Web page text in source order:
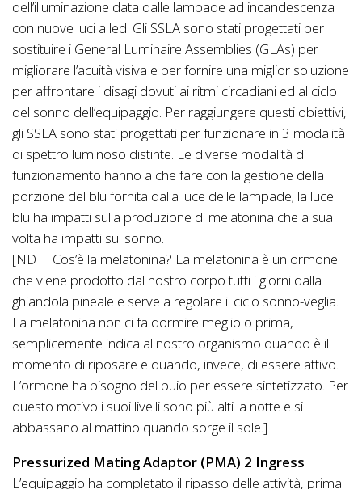
dell’illuminazione data dalle lampade ad incandescenza
con nuove luci a led. Gli SSLA sono stati progettati per
sostituire i General Luminaire Assemblies (GLAs) per
migliorare l’acuità visiva e per fornire una miglior soluzione
per affrontare i disagi dovuti ai ritmi circadiani ed al ciclo
del sonno dell’equipaggio. Per raggiungere questi obiettivi,
gli SSLA sono stati progettati per funzionare in 3 modalità
di spettro luminoso distinte. Le diverse modalità di
funzionamento hanno a che fare con la gestione della
porzione del blu fornita dalla luce delle lampade; la luce
blu ha impatti sulla produzione di melatonina che a sua
volta ha impatti sul sonno.
[NDT : Cos’è la melatonina? La melatonina è un ormone
che viene prodotto dal nostro corpo tutti i giorni dalla
ghiandola pineale e serve a regolare il ciclo sonno-veglia.
La melatonina non ci fa dormire meglio o prima,
semplicemente indica al nostro organismo quando è il
momento di riposare e quando, invece, di essere attivo.
L’ormone ha bisogno del buio per essere sintetizzato. Per
questo motivo i suoi livelli sono più alti la notte e si
abbassano al mattino quando sorge il sole.]
Pressurized Mating Adaptor (PMA) 2 Ingress
L’equipaggio ha completato il ripasso delle attività, prima